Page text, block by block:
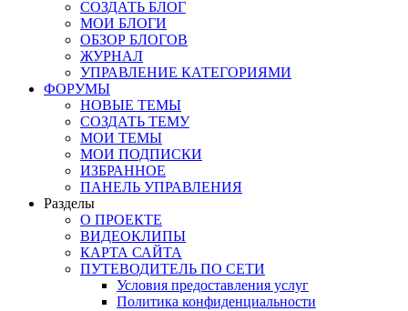
СОЗДАТЬ БЛОГ
МОИ БЛОГИ
ОБЗОР БЛОГОВ
ЖУРНАЛ
УПРАВЛЕНИЕ КАТЕГОРИЯМИ
ФОРУМЫ
НОВЫЕ ТЕМЫ
СОЗДАТЬ ТЕМУ
МОИ ТЕМЫ
МОИ ПОДПИСКИ
ИЗБРАННОЕ
ПАНЕЛЬ УПРАВЛЕНИЯ
Разделы
О ПРОЕКТЕ
ВИДЕОКЛИПЫ
КАРТА САЙТА
ПУТЕВОДИТЕЛЬ ПО СЕТИ
Условия предоставления услуг
Политика конфиденциальности